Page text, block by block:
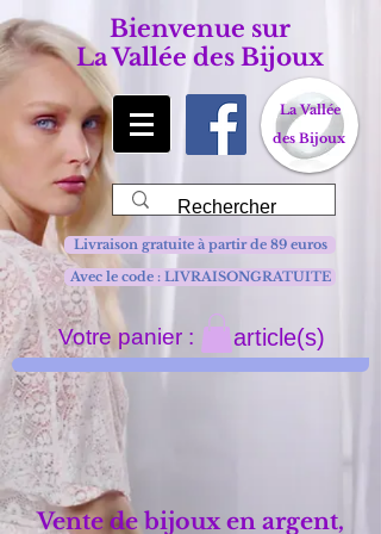
Bienvenue sur
La Vallée des Bijoux
La Vallée
des Bijoux
Avec le code : LIVRAISONGRATUITE
Livraison gratuite à partir de 89 euros
Votre panier : article(s)
Vente de bijoux en argent,